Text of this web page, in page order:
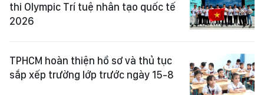
thi Olympic Trí tuệ nhân tạo quốc tế
2026
TPHCM hoàn thiện hồ sơ và thủ tục
sắp xếp trường lớp trước ngày 15-8